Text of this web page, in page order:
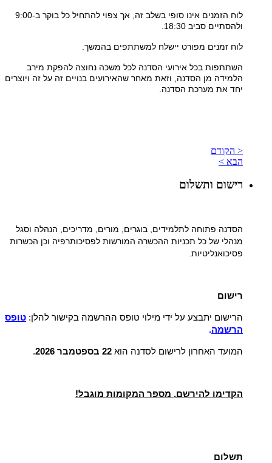
לוח הזמנים אינו סופי בשלב זה, אך צפוי להתחיל כל בוקר ב-9:00
ולהסתיים סביב 18:30.
לוח זמנים מפורט יישלח למשתתפים בהמשך.
השתתפות בכל אירועי הסדנה לכל משכה נחוצה להפקת מירב
הלמידה מן הסדנה, וזאת מאחר שהאירועים בנויים זה על זה ויוצרים
יחד את מערכת הסדנה.
< הקודם
הבא >
רישום ותשלום
הסדנה פתוחה לתלמידים, בוגרים, מורים, מדריכים, הנהלה וסגל
מנהלי של כל תכניות ההכשרה המורשות לפסיכותרפיה וכן הכשרות
פסיכואנליטיות.
רישום
הרישום יתבצע על ידי מילוי טופס ההרשמה בקישור להלן: טופס
הרשמה.
המועד האחרון לרישום לסדנה הוא 22 בספטמבר 2026 .
הקדימו להירשם, מספר המקומות מוגבל!
תשלום